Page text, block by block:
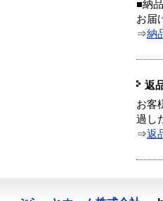
■納
お届
⇒納
返
お客
過し
⇒返